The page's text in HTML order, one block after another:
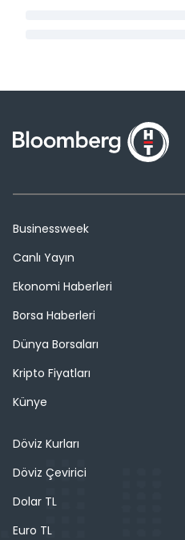
Businessweek
Canlı Yayın
Ekonomi Haberleri
Borsa Haberleri
Dünya Borsaları
Kripto Fiyatları
Künye
Döviz Kurları
Döviz Çevirici
Dolar TL
Euro TL